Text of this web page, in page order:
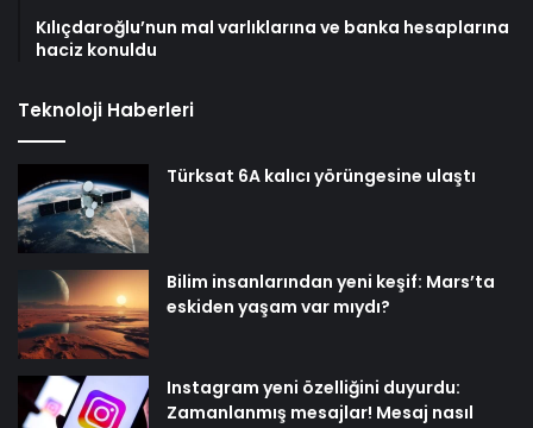
Kılıçdaroğlu’nun mal varlıklarına ve banka hesaplarına
haciz konuldu
Teknoloji Haberleri
Türksat 6A kalıcı yörüngesine ulaştı
Bilim insanlarından yeni keşif: Mars’ta
eskiden yaşam var mıydı?
Instagram yeni özelliğini duyurdu:
Zamanlanmış mesajlar! Mesaj nasıl